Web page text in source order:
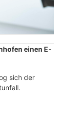
einen E-
sich der